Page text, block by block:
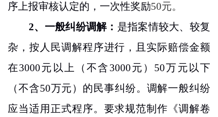
序上报审核认定的，一次性奖励50元。
2、 一般纠纷调解： 是指案情较大、较复
杂，按人民调解程序进行，且实际赔偿金额
在3000元以上（不含 3000元） 50万元以下
（不含50万元）的民事纠纷。调解一般纠纷
应当适用正式程序。要求规范制作《调解卷